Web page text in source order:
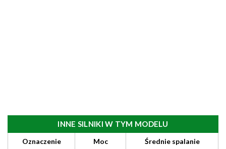
INNE SILNIKI W TYM MODELU
Oznaczenie Moc
Średnie spalanie